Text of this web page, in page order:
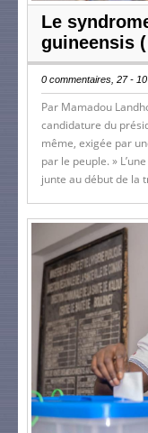
Le
guineensis
0 commentaires, 27 -
Par Mamadou
candidature du
même, exigée par
par le peuple. »
junte au début de la